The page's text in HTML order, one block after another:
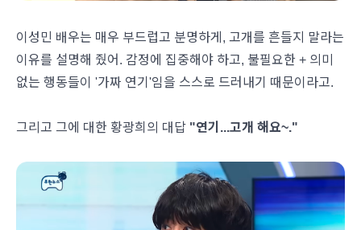
이성민 배우는 매우 부드럽고 분명하게, 고개를 흔들지 말라는
이유를 설명해 줬어. 감정에 집중해야 하고, 불필요한 + 의미
없는 행동들이 '가짜 연기'임을 스스로 드러내기 때문이라고.
그리고 그에 대한 황광희의 대답 "연기...고개 해요~."